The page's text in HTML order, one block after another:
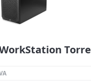
WorkStation Torre